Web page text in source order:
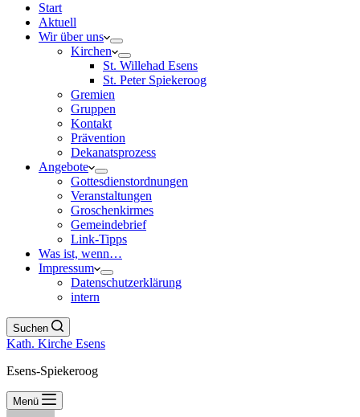
Start
Aktuell
Wir über uns
Kirchen
St. Willehad Esens
St. Peter Spiekeroog
Gremien
Gruppen
Kontakt
Prävention
Dekanatsprozess
Angebote
Gottesdienstordnungen
Veranstaltungen
Groschenkirmes
Gemeindebrief
Link-Tipps
Was ist, wenn…
Impressum
Datenschutzerklärung
intern
Suchen
Kath. Kirche Esens
Esens-Spiekeroog
Menü